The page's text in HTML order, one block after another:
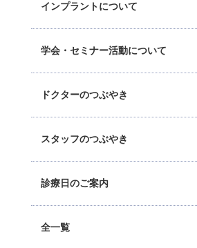
インプラントについて
学会・セミナー活動について
ドクターのつぶやき
スタッフのつぶやき
診療日のご案内
全一覧